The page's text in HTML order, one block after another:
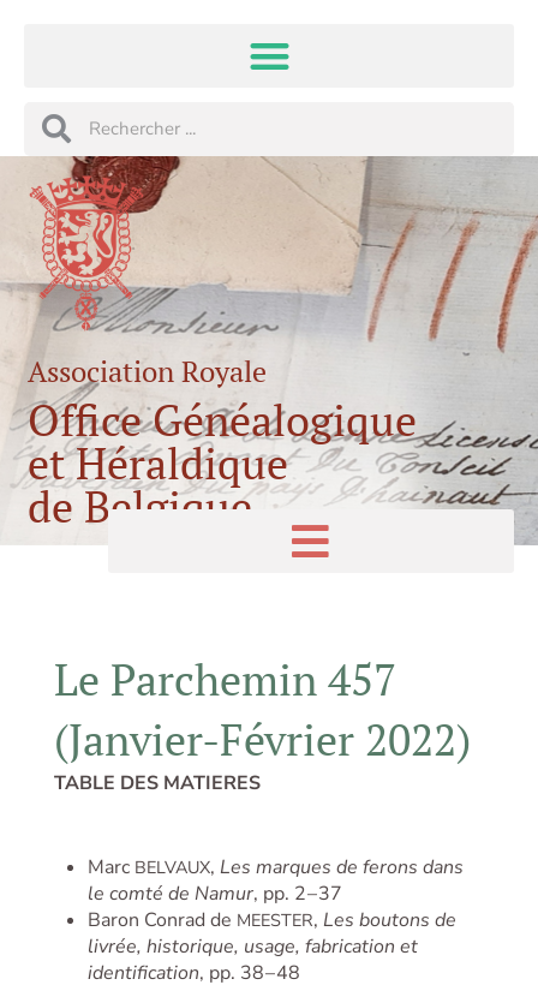
RechercherRechercher
Association Royale
Office Généalogique
et Héraldique
de Belgique
Le Parchemin 457
(Janvier-Février 2022)
TABLE DES MATIERES
Marc BELVAUX, Les marques de ferons dans
le comté de Namur, pp. 2 – 37
Baron Conrad de MEESTER, Les boutons de
livrée, historique, usage, fabrication et
identification, pp. 38 – 48